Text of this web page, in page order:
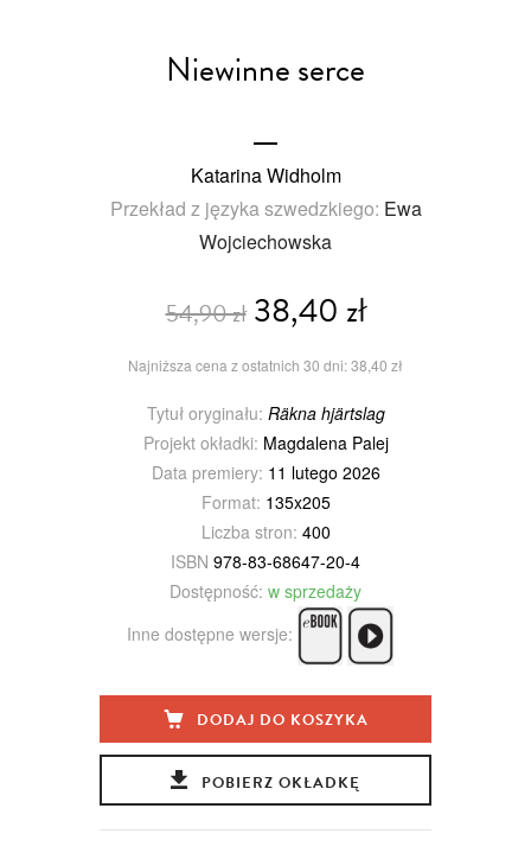
Niewinne serce
Katarina Widholm
Przekład z języka szwedzkiego: Ewa
Wojciechowska
54,90 zł38,40 zł
Najniższa cena z ostatnich 30 dni: 38,40 zł
Tytuł oryginału: Räkna hjärtslag
Projekt okładki: Magdalena Palej
Data premiery: 11 lutego 2026
Format: 135x205
Liczba stron: 400
ISBN 978-83-68647-20-4
Dostępność: w sprzedaży
Inne dostępne wersje:
DODAJ DO KOSZYKA
POBIERZ OKŁADKĘ